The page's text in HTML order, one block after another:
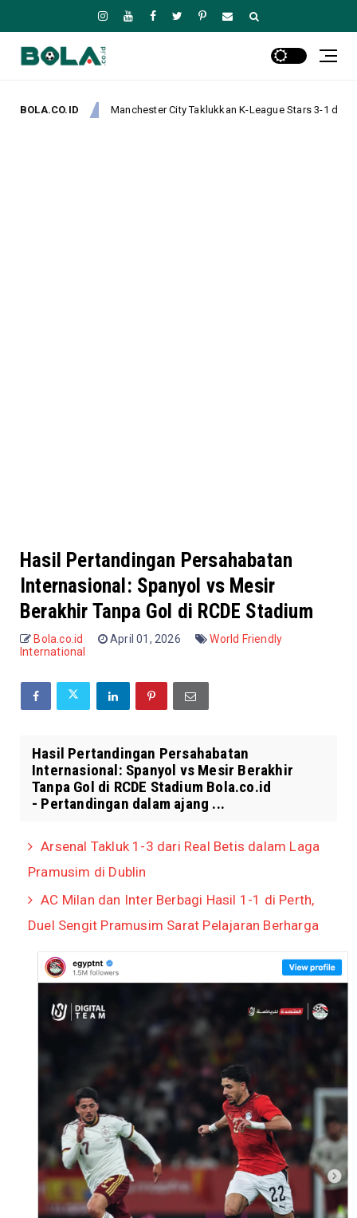
BOLA.CO.ID
Manchester City Taklukkan K-League Stars 3-1 dalam Laga Persahabatan
Hasil Pertandingan Persahabatan
Internasional: Spanyol vs Mesir
Berakhir Tanpa Gol di RCDE Stadium
Bola.co.id April 01, 2026
World Friendly
International
Hasil Pertandingan Persahabatan
Internasional: Spanyol vs Mesir Berakhir
Tanpa Gol di RCDE Stadium Bola.co.id
- Pertandingan dalam ajang ...
Arsenal Takluk 1-3 dari Real Betis dalam Laga
Pramusim di Dublin
AC Milan dan Inter Berbagi Hasil 1-1 di Perth,
Duel Sengit Pramusim Sarat Pelajaran Berharga